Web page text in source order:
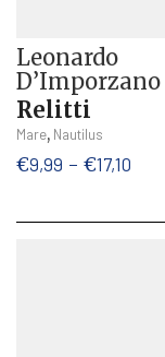
Leonardo
D’Imporzano
Relitti
Mare, Nautilus
prodotto
varianti.
€9,99 - €17,10